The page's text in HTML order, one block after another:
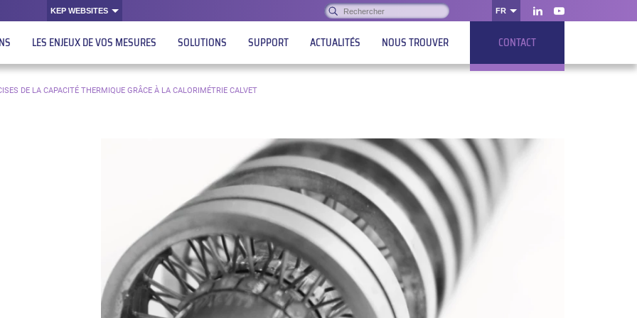
KEP WEBSITES Rechercher :
OK FR
LinkedInYoutube
LES ENJEUX DE VOS MESURES SOLUTIONS SUPPORT ACTUALITÉS NOUS TROUVER CONTACT
DE LA CAPACITÉ THERMIQUE GRÂCE À LA CALORIMÉTRIE CALVET